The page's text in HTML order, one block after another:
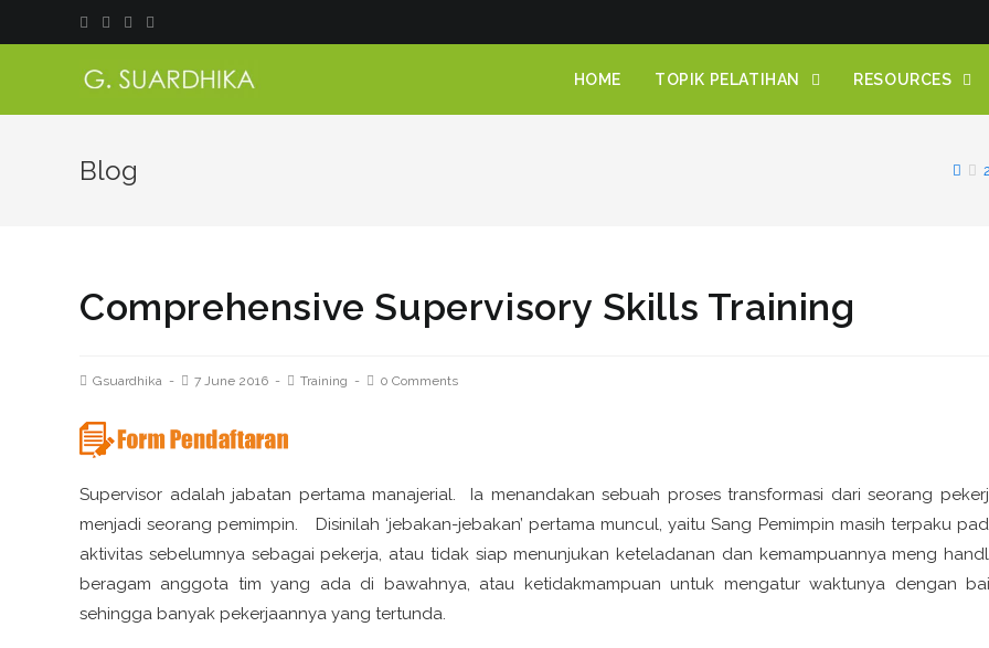
HOME TOPIK PELATIHAN RESOURCES
Blog
Comprehensive Supervisory Skills Training
Gsuardhika 7 June 2016 Training 0 Comments
Supervisor adalah jabatan pertama manajerial. Ia menandakan sebuah proses transformasi dari seorang
menjadi seorang pemimpin. Disinilah ‘jebakan-jebakan’ pertama muncul, yaitu Sang Pemimpin masih terpaku
aktivitas sebelumnya sebagai pekerja, atau tidak siap menunjukan keteladanan dan kemampuannya meng
beragam anggota tim yang ada di bawahnya, atau ketidakmampuan untuk mengatur waktunya dengan
sehingga banyak pekerjaannya yang tertunda.